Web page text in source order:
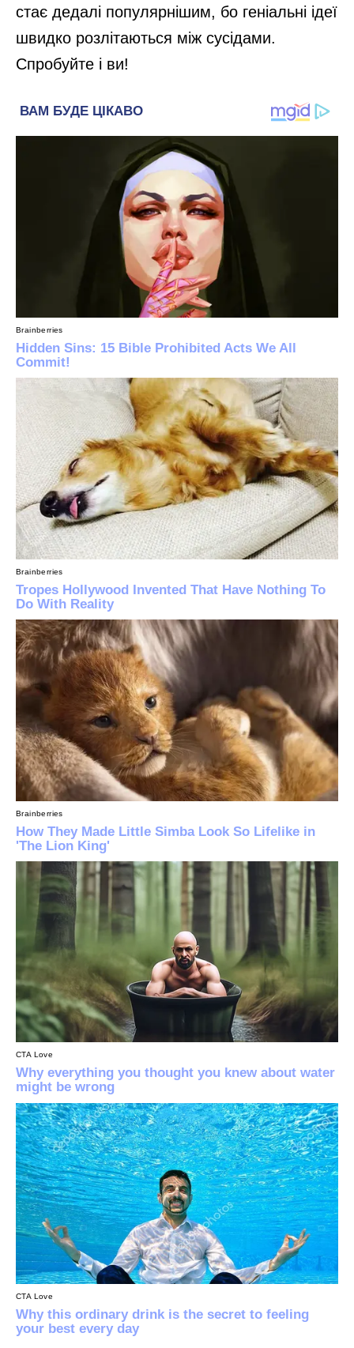
стає дедалі популярнішим, бо геніальні ідеї
швидко розлітаються між сусідами.
Спробуйте і ви!